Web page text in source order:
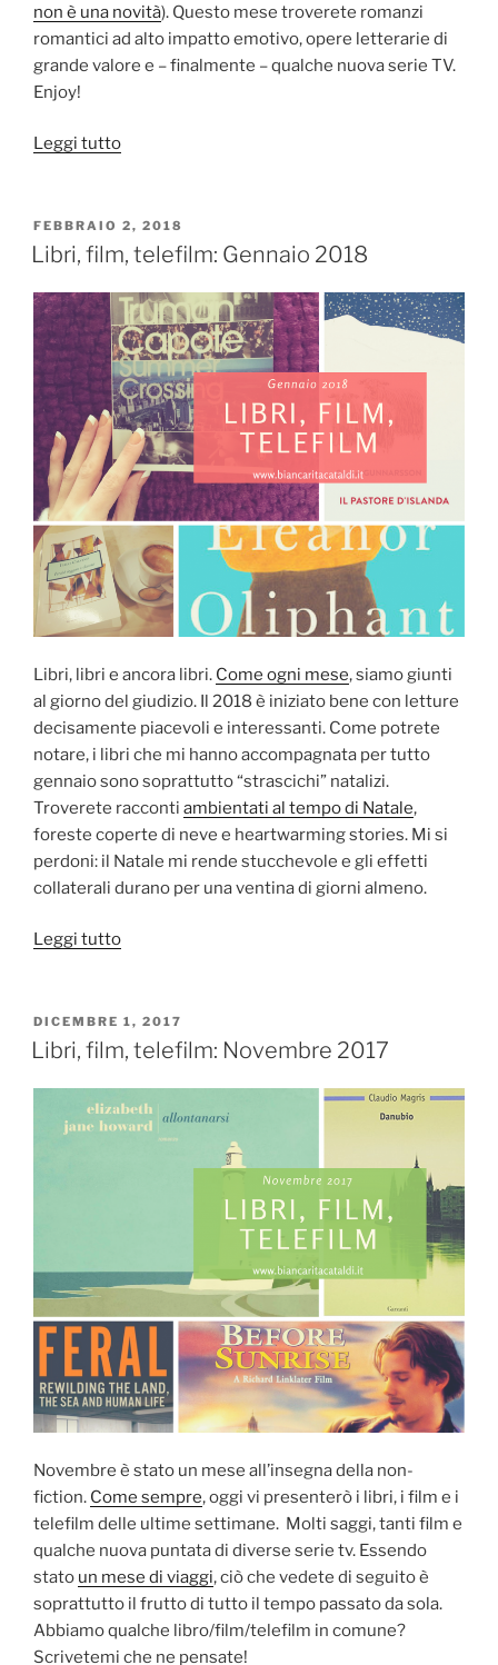
non è una novità). Questo mese troverete romanzi
romantici ad alto impatto emotivo, opere letterarie di
grande valore e – finalmente – qualche nuova serie TV.
Enjoy!
Leggi tutto“Libri,
Marzo
2018”
PUBBLICATO
IL
FEBBRAIO 2, 2018
Libri, film, telefilm: Gennaio 2018
Libri, libri e ancora libri. Come ogni mese, siamo giunti
al giorno del giudizio. Il 2018 è iniziato bene con letture
decisamente piacevoli e interessanti. Come potrete
notare, i libri che mi hanno accompagnata per tutto
gennaio sono soprattutto “strascichi” natalizi.
Troverete racconti ambientati al tempo di Natale,
foreste coperte di neve e heartwarming stories. Mi si
perdoni: il Natale mi rende stucchevole e gli effetti
collaterali durano per una ventina di giorni almeno.
Leggi tutto“Libri,
Gennaio
2018”
PUBBLICATO
IL
DICEMBRE 1, 2017
Libri, film, telefilm: Novembre 2017
Novembre è stato un mese all’insegna della non-
fiction. Come sempre, oggi vi presenterò i libri, i film e i
telefilm delle ultime settimane. Molti saggi, tanti film e
qualche nuova puntata di diverse serie tv. Essendo
stato un mese di viaggi, ciò che vedete di seguito è
soprattutto il frutto di tutto il tempo passato da sola.
Abbiamo qualche libro/film/telefilm in comune?
Scrivetemi che ne pensate!